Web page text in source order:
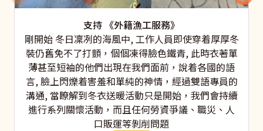
支持 《外籍漁工服務》
剛開始 冬日凜冽的海風中, 工作人員即使穿着厚厚冬
裝仍舊免不了打顫，個個凍得臉色鐵青, 此時衣著單
薄甚至短袖的他們出現在我們面前，說着各國的語
言, 臉上閃爍着害羞和單純的神情，經過雙語專員的
溝通, 當瞭解到冬衣送暖活動只是開始，我們會持續
進行系列關懷活動，而且任何勞資爭議、職災、人
口販運等剝削問題